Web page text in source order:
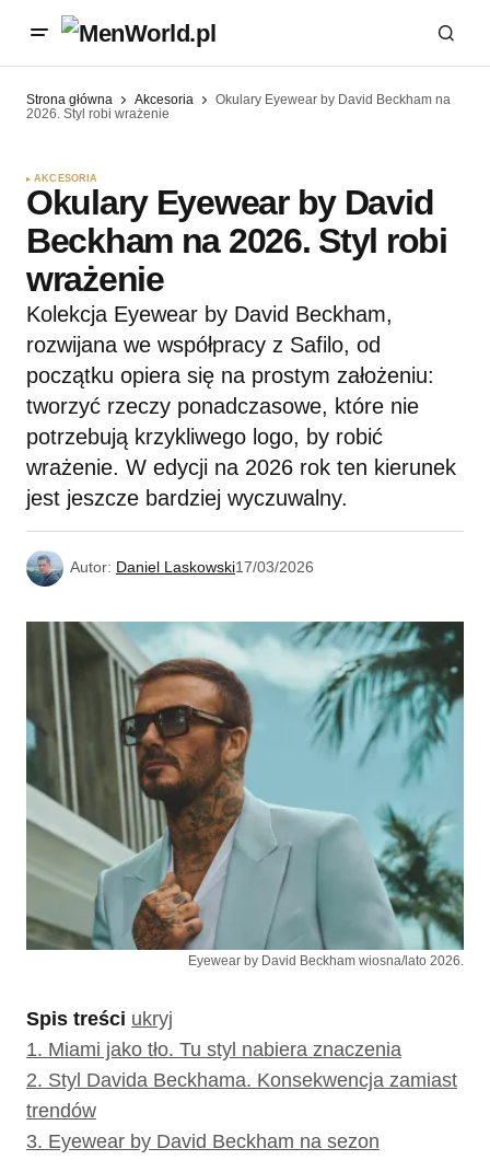
Strona główna Akcesoria
Okulary Eyewear by David Beckham na
2026. Styl robi wrażenie
AKCESORIA
Okulary Eyewear by David
Beckham na 2026. Styl robi
wrażenie
Kolekcja Eyewear by David Beckham,
rozwijana we współpracy z Safilo, od
początku opiera się na prostym założeniu:
tworzyć rzeczy ponadczasowe, które nie
potrzebują krzykliwego logo, by robić
wrażenie. W edycji na 2026 rok ten kierunek
jest jeszcze bardziej wyczuwalny.
Autor: Daniel Laskowski17/03/2026
Eyewear by David Beckham wiosna/lato 2026.
Spis treści ukryj
1. Miami jako tło. Tu styl nabiera znaczenia
2. Styl Davida Beckhama. Konsekwencja zamiast
trendów
3. Eyewear by David Beckham na sezon